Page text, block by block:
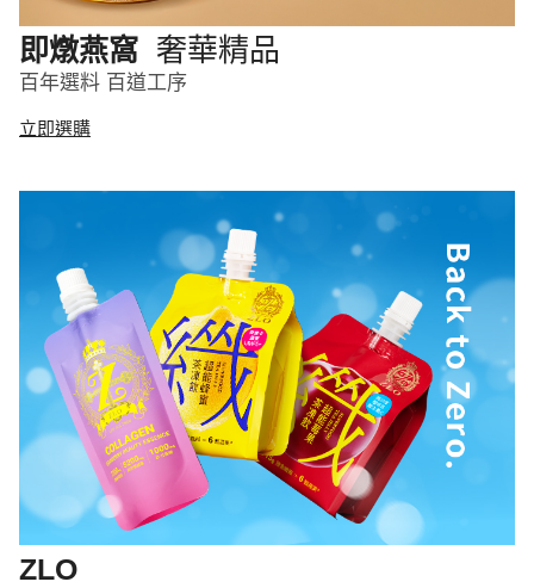
即燉燕窩 奢華精品
百年選料 百道工序
立即選購
ZLO